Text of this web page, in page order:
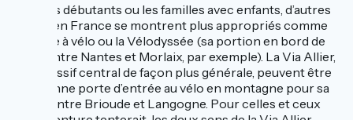
Pour les débutants ou les familles avec enfants, d’autres
trajets en France se montrent plus appropriés comme
La Loire à vélo ou la Vélodyssée (sa portion en bord de
canal entre Nantes et Morlaix, par exemple). La Via Allier,
et le Massif central de façon plus générale, peuvent être
une bonne porte d’entrée au vélo en montagne pour sa
partie entre Brioude et Langogne. Pour celles et ceux